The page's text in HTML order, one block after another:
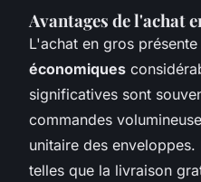
Avantages de l'achat
L'achat en gros
économiques
significatives sont
commandes
unitaire des
telles que la livraison